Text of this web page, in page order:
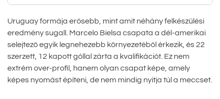
Uruguay formája erősebb, mint amit néhány felkészülési
eredmény sugall. Marcelo Bielsa csapata a dél-amerikai
selejtező egyik legnehezebb környezetéből érkezik, és 22
szerzett, 12 kapott góllal zárta a kvalifikációt. Ez nem
extrém over-profil, hanem olyan csapat képe, amely
képes nyomást építeni, de nem mindig nyitja túl a meccset.